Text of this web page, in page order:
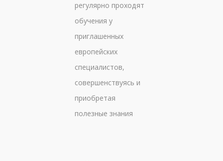
регулярно проходят
обучения у
приглашенных
европейских
специалистов,
совершенствуясь и
приобретая
полезные знания